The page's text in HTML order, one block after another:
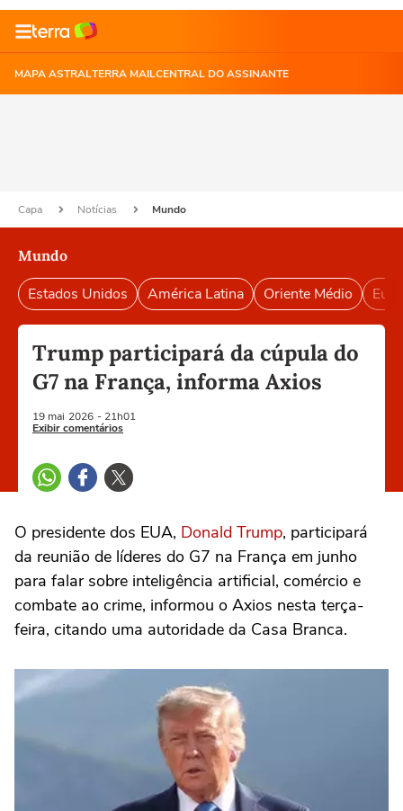
MAPA ASTRALTERRA MAILCENTRAL DO ASSINANTE
Capa Notícias Mundo
Mundo
Estados Unidos América Latina Oriente Médio
Trump participará da cúpula do
G7 na França, informa Axios
19 mai 2026 - 21h01
Exibir comentários
O presidente ‌dos EUA, Donald Trump, participará
da reunião de líderes do G7 na França em junho
para falar sobre ⁠inteligência artificial, comércio e
‌combate ao crime, informou o Axios nesta terça-
feira, ‌citando uma autoridade ‌da Casa Branca.